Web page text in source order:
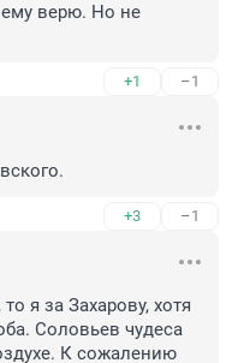
верю. Но не
+1 –1
+3 –1
я за Захарову, хотя
Соловьев чудеса
К сожалению